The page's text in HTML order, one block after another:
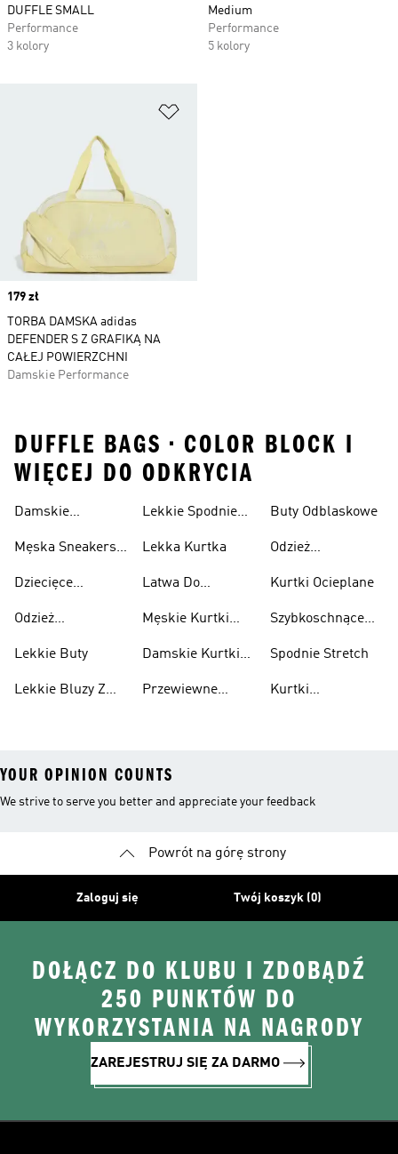
DUFFLE SMALL
Performance
3 kolory
Medium
Performance
5 kolory
Price
179 zł
TORBA DAMSKA adidas
DEFENDER S Z GRAFIKĄ NA
CAŁEJ POWIERZCHNI
Damskie Performance
DUFFLE BAGS • COLOR BLOCK I
WIĘCEJ DO ODKRYCIA
Damskie
Przewiewne
Męska Sneakersy
Dziecięce
Przewiewne
Odzież
Lekkie Buty
Lekkie Bluzy Z
Lekkie Spodnie
Lekka Kurtka
Latwa Do
Kurtki
Męskie Kurtki
Damskie Kurtki
Przewiewne
Buty Odblaskowe
Odzież
Kurtki Ocieplane
Szybkoschnące
Spodnie Stretch
Kurtki
YOUR OPINION COUNTS
We strive to serve you better and appreciate your feedback
Powrót na górę strony
Zaloguj się Twój koszyk (0)
DOŁĄCZ DO KLUBU I ZDOBĄDŹ
250 PUNKTÓW DO
WYKORZYSTANIA NA NAGRODY
ZAREJESTRUJ SIĘ ZA DARMO